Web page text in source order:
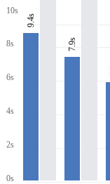
10s
8s
6s
4s
2s
0s
9.4s
7.9s